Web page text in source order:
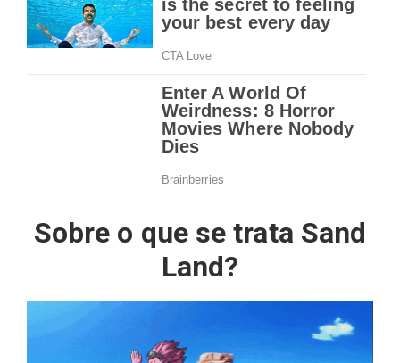
Sobre o que se trata Sand
Land?